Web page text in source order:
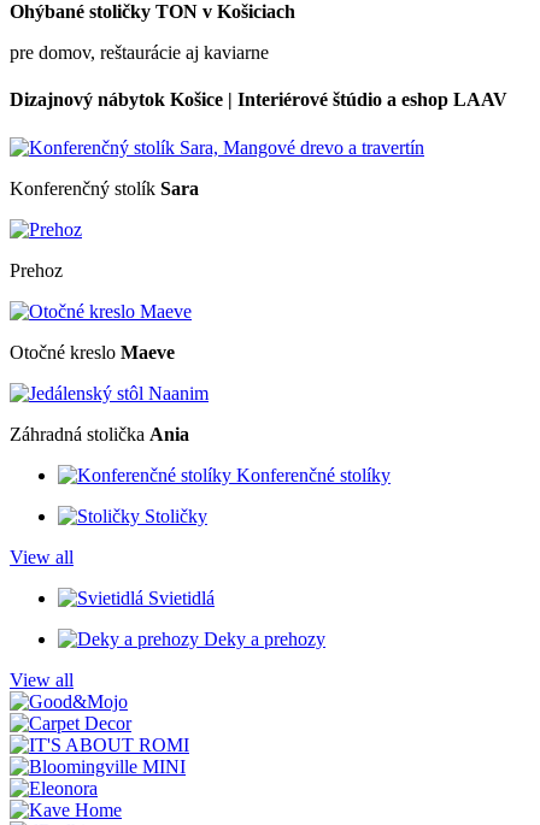
Ohýbané stoličky TON v Košiciach
pre domov, reštaurácie aj kaviarne
Dizajnový nábytok Košice | Interiérové štúdio a eshop LAAV
Konferenčný stolík Sara
Prehoz
Otočné kreslo Maeve
Záhradná stolička Ania
Konferenčné stolíky
Stoličky
View all
Svietidlá
Deky a prehozy
View all